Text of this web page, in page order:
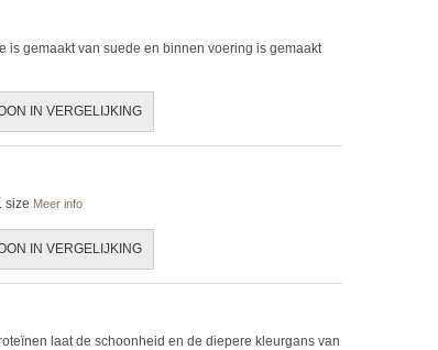
is gemaakt van suede en binnen voering is gemaakt
IN VERGELIJKING
size Meer info
IN VERGELIJKING
laat de schoonheid en de diepere kleurgans van